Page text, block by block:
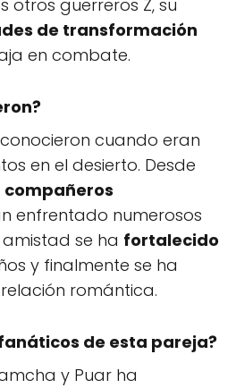
otros guerreros Z, su
de transformación
en combate.
cuando eran
en el desierto. Desde
compañeros
enfrentado numerosos
se ha fortalecido
y finalmente se ha
romántica.
de esta pareja?
y Puar ha